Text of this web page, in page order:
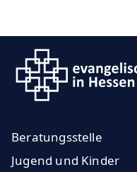
Beratungsstelle
Jugend und Kinder